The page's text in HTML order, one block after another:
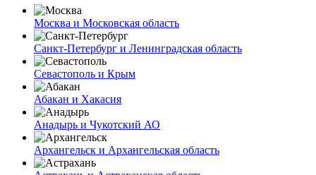
Москва и Московская область
Санкт-Петербург и Ленинградская область
Севастополь и Крым
Абакан и Хакасия
Анадырь и Чукотский АО
Архангельск и Архангельская область